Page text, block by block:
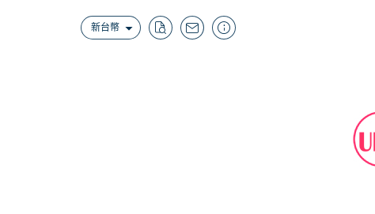
新台幣